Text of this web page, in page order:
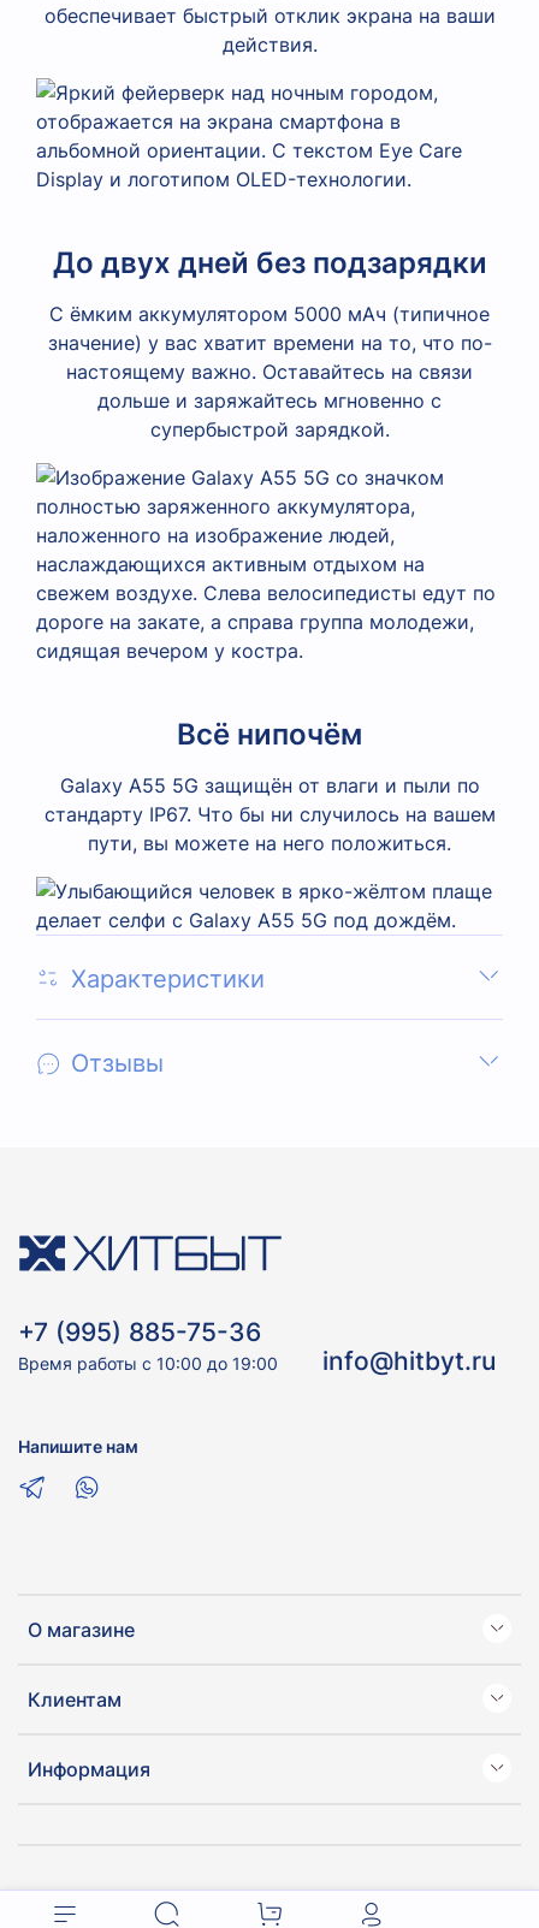
обеспечивает быстрый отклик экрана на ваши
действия.
До двух дней без подзарядки
С ёмким аккумулятором 5000 мАч (типичное
значение) у вас хватит времени на то, что по-
настоящему важно. Оставайтесь на связи
дольше и заряжайтесь мгновенно с
супербыстрой зарядкой.
Всё нипочём
Galaxy A55 5G защищён от влаги и пыли по
стандарту IP67. Что бы ни случилось на вашем
пути, вы можете на него положиться.
Характеристики
Отзывы
О магазине
Клиентам
Информация
+7 (995) 885-75-36
Время работы с 10:00 до 19:00 info@hitbyt.ru
Напишите нам